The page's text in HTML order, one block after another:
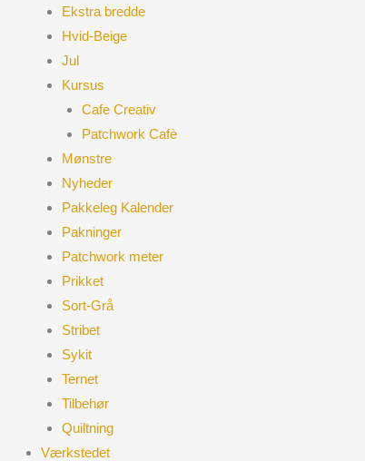
Ekstra bredde
Hvid-Beige
Jul
Kursus
Cafe Creativ
Patchwork Cafè
Mønstre
Nyheder
Pakkeleg Kalender
Pakninger
Patchwork meter
Prikket
Sort-Grå
Stribet
Sykit
Ternet
Tilbehør
Quiltning
Værkstedet